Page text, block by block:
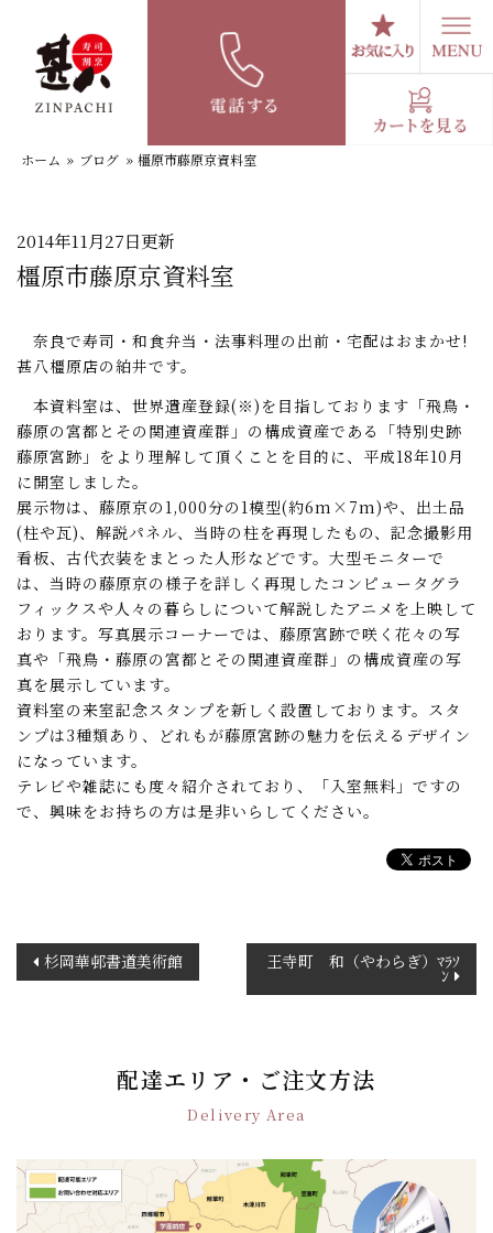
スタッフブログ
ホーム » ブログ » 橿原市藤原京資料室
2014年11月27日更新
橿原市藤原京資料室
奈良で寿司・和食弁当・法事料理の出前・宅配はおまかせ!
甚八橿原店の絈井です。
本資料室は、世界遺産登録(※)を目指しております「飛鳥・
藤原の宮都とその関連資産群」の構成資産である「特別史跡
藤原宮跡」をより理解して頂くことを目的に、平成18年10月
に開室しました。
展示物は、藤原京の1,000分の1模型(約6m×7m)や、出土品
(柱や瓦)、解説パネル、当時の柱を再現したもの、記念撮影用
看板、古代衣装をまとった人形などです。大型モニターで
は、当時の藤原京の様子を詳しく再現したコンピュータグラ
フィックスや人々の暮らしについて解説したアニメを上映して
おります。写真展示コーナーでは、藤原宮跡で咲く花々の写
真や「飛鳥・藤原の宮都とその関連資産群」の構成資産の写
真を展示しています。
資料室の来室記念スタンプを新しく設置しております。スタ
ンプは3種類あり、どれもが藤原宮跡の魅力を伝えるデザイン
になっています。
テレビや雑誌にも度々紹介されており、「入室無料」ですの
で、興味をお持ちの方は是非いらしてください。
稿
ン
杉岡華邨書道美術館 王寺町 和（やわらぎ）ﾏﾗｿ
ﾝ
配達エリア・ご注文方法
Delivery Area